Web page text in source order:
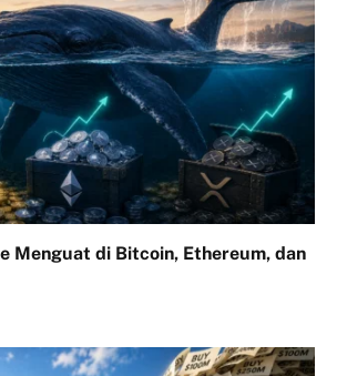
Menguat di Bitcoin, Ethereum, dan